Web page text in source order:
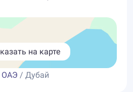
на карте
ОАЭ / Дубай